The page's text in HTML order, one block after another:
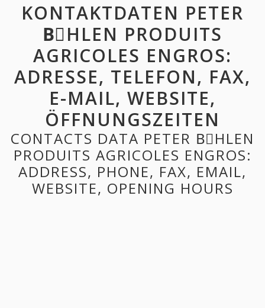
KONTAKTDATEN PETER
BِHLEN PRODUITS
AGRICOLES ENGROS:
ADRESSE, TELEFON, FAX,
E-MAIL, WEBSITE,
ÖFFNUNGSZEITEN
CONTACTS DATA PETER BِHLEN
PRODUITS AGRICOLES ENGROS:
ADDRESS, PHONE, FAX, EMAIL,
WEBSITE, OPENING HOURS